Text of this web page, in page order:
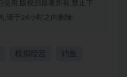
使用,版权归原著所有,禁止下
,请于24小时之内删除!
模拟经营 钓鱼